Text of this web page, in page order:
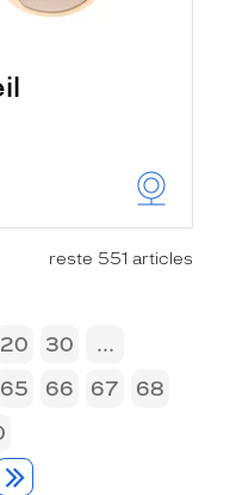
reste 551 articles
20 30
...
65 66 67
68